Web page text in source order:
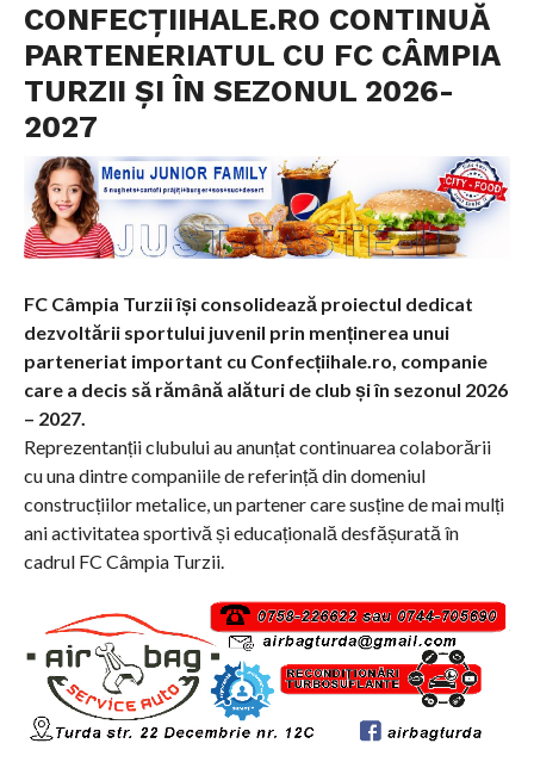
CONFECȚIIHALE.RO CONTINUĂ
PARTENERIATUL CU FC CÂMPIA
TURZII ȘI ÎN SEZONUL 2026-
2027
FC Câmpia Turzii își consolidează proiectul dedicat
dezvoltării sportului juvenil prin menținerea unui
parteneriat important cu Confecțiihale.ro, companie
care a decis să rămână alături de club și în sezonul 2026
– 2027.
Reprezentanții clubului au anunțat continuarea colaborării
cu una dintre companiile de referință din domeniul
construcțiilor metalice, un partener care susține de mai mulți
ani activitatea sportivă și educațională desfășurată în
cadrul FC Câmpia Turzii.